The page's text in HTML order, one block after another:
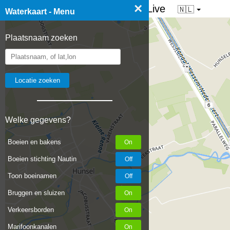
Waterkaart - Menu ×
Plaatsnaam zoeken
Welke gegevens?
Boeien en bakens
Boeien stichting Nautin
Toon boeinamen
Bruggen en sluizen
Verkeersborden
Marifoonkanalen
☰ Waterkaart van Nederland - Live 🇳🇱
6